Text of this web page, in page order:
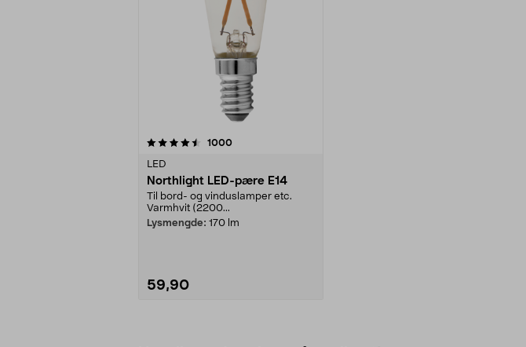
1000anmeldelser
LED
Northlight LED-pære E14
Til bord- og vinduslamper etc.
Varmhvit (2200...
Lysmengde: 170 lm
59,90